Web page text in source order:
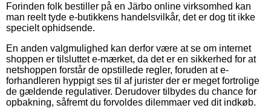
Forinden folk bestiller på en Järbo online virksomhed kan
man reelt tyde e-butikkens handelsvilkår, det er dog tit ikke
specielt ophidsende.
En anden valgmulighed kan derfor være at se om internet
shoppen er tilsluttet e-mærket, da det er en sikkerhed for at
netshoppen forstår de opstillede regler, foruden at e-
forhandleren hyppigt ses til af jurister der er meget fortrolige
de gældende regulativer. Derudover tilbydes du chance for
opbakning, såfremt du forvoldes dilemmaer ved dit indkøb.